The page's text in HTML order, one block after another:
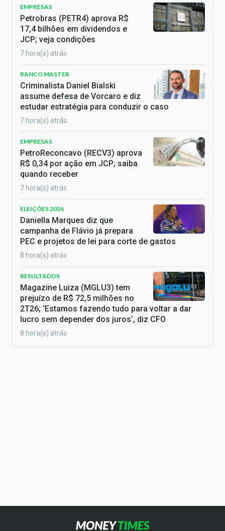
EMPRESAS
Petrobras (PETR4) aprova R$
17,4 bilhões em dividendos e
JCP; veja condições
7 hora(s) atrás
BANCO MASTER
Criminalista Daniel Bialski
assume defesa de Vorcaro e diz
estudar estratégia para conduzir o caso
7 hora(s) atrás
EMPRESAS
PetroReconcavo (RECV3) aprova
R$ 0,34 por ação em JCP; saiba
quando receber
7 hora(s) atrás
ELEIÇÕES 2026
Daniella Marques diz que
campanha de Flávio já prepara
PEC e projetos de lei para corte de gastos
8 hora(s) atrás
RESULTADOS
Magazine Luiza (MGLU3) tem
prejuízo de R$ 72,5 milhões no
2T26; ‘Estamos fazendo tudo para voltar a dar
lucro sem depender dos juros’, diz CFO
8 hora(s) atrás